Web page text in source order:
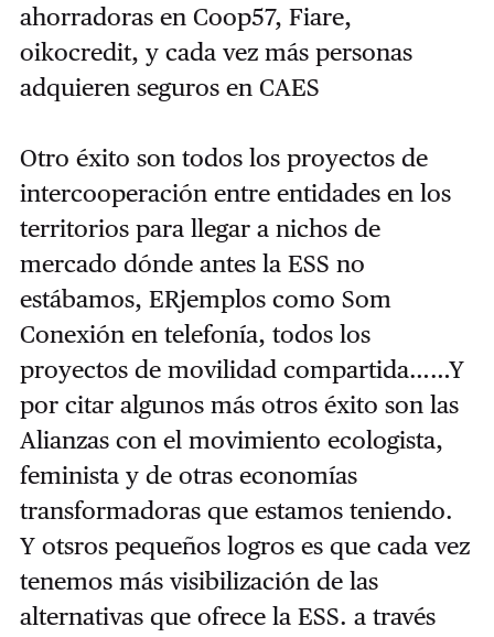
ahorradoras en Coop57, Fiare,
oikocredit, y cada vez más personas
adquieren seguros en CAES
Otro éxito son todos los proyectos de
intercooperación entre entidades en los
territorios para llegar a nichos de
mercado dónde antes la ESS no
estábamos, ERjemplos como Som
Conexión en telefonía, todos los
proyectos de movilidad compartida……Y
por citar algunos más otros éxito son las
Alianzas con el movimiento ecologista,
feminista y de otras economías
transformadoras que estamos teniendo.
Y otsros pequeños logros es que cada vez
tenemos más visibilización de las
alternativas que ofrece la ESS. a través